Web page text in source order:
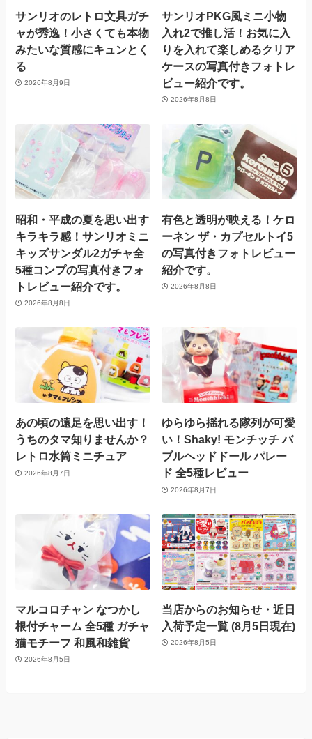
サンリオのレトロ文具ガチ
ャが秀逸！小さくても本物
みたいな質感にキュンとく
る
2026年8月9日
サンリオPKG風ミニ小物
入れ2で推し活！お気に入
りを入れて楽しめるクリア
ケースの写真付きフォトレ
ビュー紹介です。
2026年8月8日
昭和・平成の夏を思い出す
キラキラ感！サンリオミニ
キッズサンダル2ガチャ全
5種コンプの写真付きフォ
トレビュー紹介です。
2026年8月8日
有色と透明が映える！ケロ
ーネン ザ・カプセルトイ5
の写真付きフォトレビュー
紹介です。
2026年8月8日
あの頃の遠足を思い出す！
うちのタマ知りませんか？
レトロ水筒ミニチュア
2026年8月7日
ゆらゆら揺れる隊列が可愛
い！Shaky! モンチッチ バ
ブルヘッドドール パレー
ド 全5種レビュー
2026年8月7日
マルコロチャン なつかし
根付チャーム 全5種 ガチャ
猫モチーフ 和風和雑貨
2026年8月5日
当店からのお知らせ・近日
入荷予定一覧 (8月5日現在)
2026年8月5日